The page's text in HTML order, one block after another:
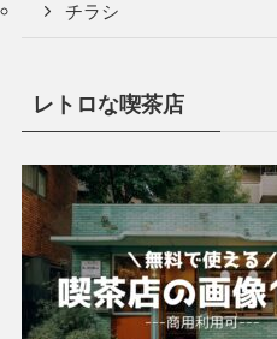
チラシ
レトロな喫茶店